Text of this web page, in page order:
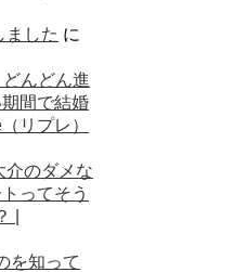
ました に
どんどん進
間で結婚
リプレ）
のダメな
ってそう
|
を知って